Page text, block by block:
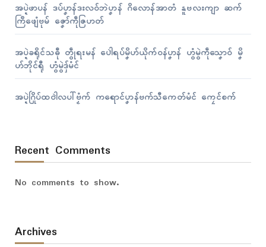
အပ္ဍဲဖာပန် ဒပ်ပၞာန်ဒးလဝ်ဘဲပၞာန် ဂိလောန်အာတံ နူဗလးကျာ ဆက်
ကြဳဖျေံဗုမ် ဇၞော်ကဵုဇြဟတ်
အပ္ဍဲခရိုၚ်သဓီု တွဵုရးမန် ပေါဲရပ်မၞိဟ်ယိုက်ဝန်ပၞာန် ဟွံမွဲကဵုသၞောဝ် မၞိ
ဟ်ဘိုၚ်ရီု ဟွံမွဲဒှ်မံၚ်
အပ္ဍဲဂြိုပ်ထဝါဲလပါ်ဗၟံက် ကရောၚ်ပၞာန်ဗက်သီကေတ်မံၚ် ကၠေၚ်စက်
Recent Comments
No comments to show.
Archives